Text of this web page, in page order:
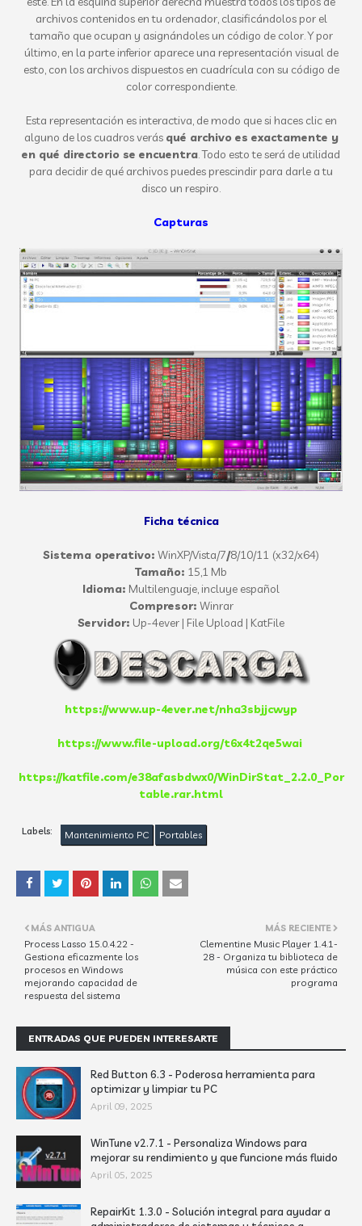
archivos contenidos en tu ordenador, clasificándolos por el
tamaño que ocupan y asignándoles un código de color. Y por
último, en la parte inferior aparece una representación visual de
esto, con los archivos dispuestos en cuadrícula con su código de
color correspondiente.
Esta representación es interactiva, de modo que si haces clic en
alguno de los cuadros verás qué archivo es exactamente y
en qué directorio se encuentra. Todo esto te será de utilidad
para decidir de qué archivos puedes prescindir para darle a tu
disco un respiro.
Capturas
Ficha técnica
Sistema operativo: WinXP/Vista/7/8/10/11 (x32/x64)
Tamaño: 15,1 Mb
Idioma: Multilenguaje, incluye español
Compresor: Winrar
Servidor: Up-4ever | File Upload | KatFile
https://www.up-4ever.net/nha3sbjjcwyp
https://www.file-upload.org/t6x4t2qe5wai
https://katfile.com/e38afasbdwx0/WinDirStat_2.2.0_Por
table.rar.html
Labels: Mantenimiento PC Portables
MÁS RECIENTE
Clementine Music Player 1.4.1-
28 - Organiza tu biblioteca de
música con este práctico
programa
MÁS ANTIGUA
Process Lasso 15.0.4.22 -
Gestiona eficazmente los
procesos en Windows
mejorando capacidad de
respuesta del sistema
ENTRADAS QUE PUEDEN INTERESARTE
Red Button 6.3 - Poderosa herramienta para
optimizar y limpiar tu PC
April 09, 2025
WinTune v2.7.1 - Personaliza Windows para
mejorar su rendimiento y que funcione más fluido
April 05, 2025
RepairKit 1.3.0 - Solución integral para ayudar a